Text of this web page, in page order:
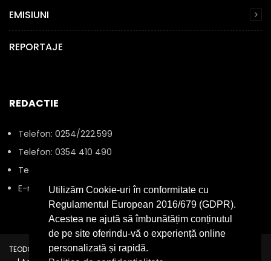
EMISIUNI
REPORTAJE
REDACTIE
Telefon: 0254/222.599
Telefon: 0354 410 490
Telefon: 0745 077 991
E-mail: office@servushunedoaratv.ro
TEODORA ADVERTISING SRL | Reg. com.: J20/413/2014 | CIF: RO33131320
Utilizăm Cookie-uri în conformitate cu
Regulamentul European 2016/679 (GDPR).
Acestea ne ajută să îmbunătățim conținutul
de pe site oferindu-vă o experiență online
personalizată și rapidă.